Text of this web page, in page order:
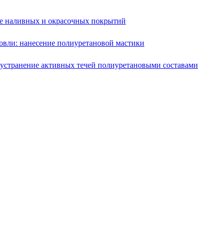
наливных и окрасочных покрытий
нанесение полиуретановой мастики
активных течей полиуретановыми составами